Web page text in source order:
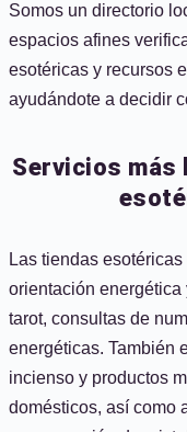
Somos un directorio
espacios afines
esotéricas y recursos
ayudándote a decidir
Servicios más
Las tiendas
orientación
tarot, consultas de
energéticas. También
incienso y productos
domésticos, así como